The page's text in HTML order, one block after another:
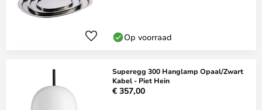
Op voorraad
Superegg 300 Hanglamp Opaal/Zwart
Kabel - Piet Hein
€ 357,00